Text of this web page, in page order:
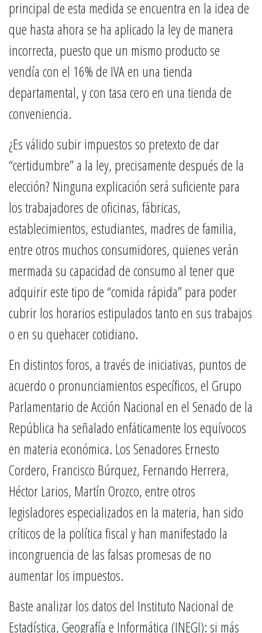
principal de esta medida se encuentra en la idea de
que hasta ahora se ha aplicado la ley de manera
incorrecta, puesto que un mismo producto se
vendía con el 16% de IVA en una tienda
departamental, y con tasa cero en una tienda de
conveniencia.
¿Es válido subir impuestos so pretexto de dar
“certidumbre” a la ley, precisamente después de la
elección? Ninguna explicación será suficiente para
los trabajadores de oficinas, fábricas,
establecimientos, estudiantes, madres de familia,
entre otros muchos consumidores, quienes verán
mermada su capacidad de consumo al tener que
adquirir este tipo de “comida rápida” para poder
cubrir los horarios estipulados tanto en sus trabajos
o en su quehacer cotidiano.
En distintos foros, a través de iniciativas, puntos de
acuerdo o pronunciamientos específicos, el Grupo
Parlamentario de Acción Nacional en el Senado de la
República ha señalado enfáticamente los equívocos
en materia económica. Los Senadores Ernesto
Cordero, Francisco Búrquez, Fernando Herrera,
Héctor Larios, Martín Orozco, entre otros
legisladores especializados en la materia, han sido
críticos de la política fiscal y han manifestado la
incongruencia de las falsas promesas de no
aumentar los impuestos.
Baste analizar los datos del Instituto Nacional de
Estadística, Geografía e Informática (INEGI): si más